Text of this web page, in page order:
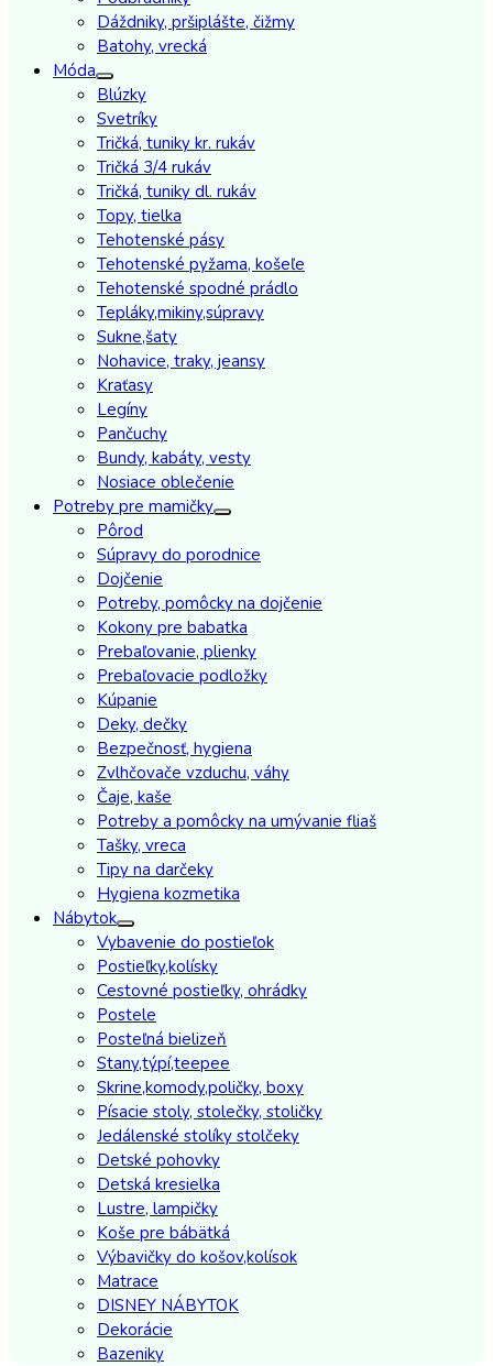
Dáždniky, pršiplášte, čižmy
Batohy, vrecká
Móda
Blúzky
Svetríky
Tričká, tuniky kr. rukáv
Tričká 3/4 rukáv
Tričká, tuniky dl. rukáv
Topy, tielka
Tehotenské pásy
Tehotenské pyžama, košeľe
Tehotenské spodné prádlo
Tepláky,mikiny,súpravy
Sukne,šaty
Nohavice, traky, jeansy
Kraťasy
Legíny
Pančuchy
Bundy, kabáty, vesty
Nosiace oblečenie
Potreby pre mamičky
Pôrod
Súpravy do porodnice
Dojčenie
Potreby, pomôcky na dojčenie
Kokony pre babatka
Prebaľovanie, plienky
Prebaľovacie podložky
Kúpanie
Deky, dečky
Bezpečnosť, hygiena
Zvlhčovače vzduchu, váhy
Čaje, kaše
Potreby a pomôcky na umývanie fliaš
Tašky, vreca
Tipy na darčeky
Hygiena kozmetika
Nábytok
Vybavenie do postieľok
Postieľky,kolísky
Cestovné postieľky, ohrádky
Postele
Posteľná bielizeň
Stany,týpí,teepee
Skrine,komody,poličky, boxy
Písacie stoly, stolečky, stoličky
Jedálenské stolíky stolčeky
Detské pohovky
Detská kresielka
Lustre, lampičky
Koše pre bábätká
Výbavičky do košov,kolísok
Matrace
DISNEY NÁBYTOK
Dekorácie
Bazeniky